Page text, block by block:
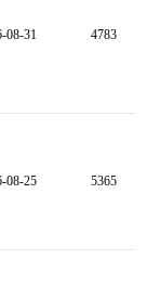
08-31 4783
08-25 5365